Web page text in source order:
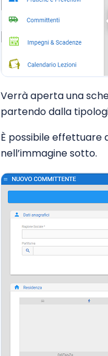
Verrà aperta una
partendo dalla
È possibile
nell’immagine sotto.